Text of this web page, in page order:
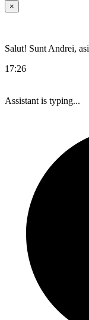
×
Salut! Sunt Andrei,
17:26
Assistant is typing...